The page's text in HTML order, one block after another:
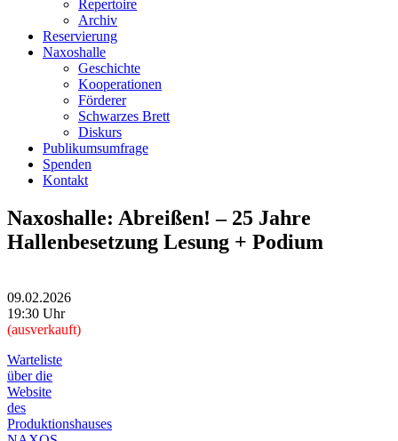
Repertoire
Archiv
Reservierung
Naxoshalle
Geschichte
Kooperationen
Förderer
Schwarzes Brett
Diskurs
Publikumsumfrage
Spenden
Kontakt
Naxoshalle: Abreißen! – 25 Jahre
Hallenbesetzung Lesung + Podium
09.02.2026
19:30 Uhr
(ausverkauft)
Warteliste
über die
Website
des
Produktionshauses